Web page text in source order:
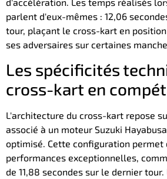
parlent d'eux-mêmes : 12,06
tour, plaçant le cross-kart en
ses adversaires sur certaines
Les spécificités
cross-kart en
L'architecture du cross-kart repose
associé à un moteur Suzuki
optimisé. Cette configuration permet
performances exceptionnelles,
de 11,88 secondes sur le dernier